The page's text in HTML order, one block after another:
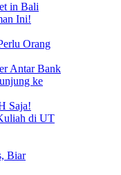
in Bali
Ini!
Orang
Antar Bank
ke
Saja!
di UT
Biar